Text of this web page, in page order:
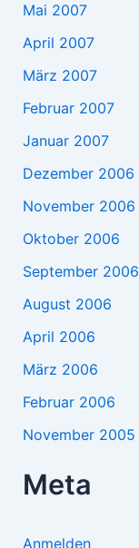
Mai 2007
April 2007
März 2007
Februar 2007
Januar 2007
Dezember 2006
November 2006
Oktober 2006
September 2006
August 2006
April 2006
März 2006
Februar 2006
November 2005
Meta
Anmelden